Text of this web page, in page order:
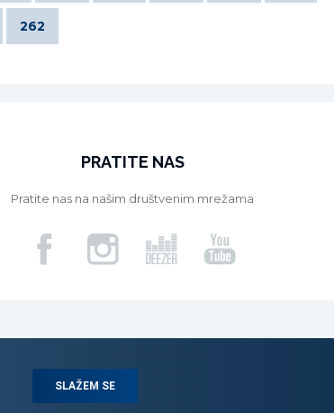
262
PRATITE NAS
Pratite nas na našim društvenim mrežama
SLAŽEM SE